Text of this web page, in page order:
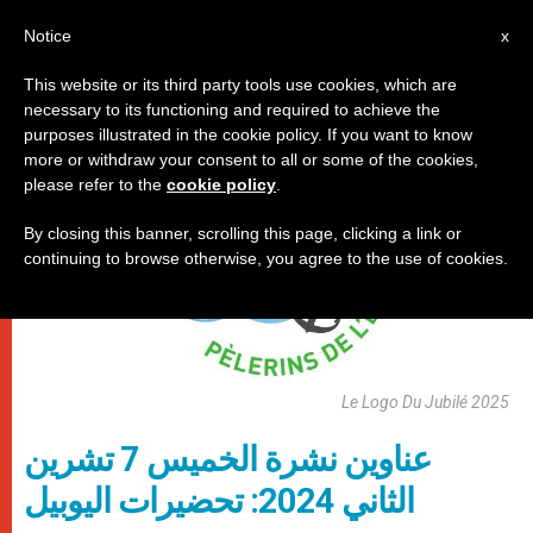
روما
Le Logo Du Jubilé 2025
عناوين نشرة الخميس 7 تشرين
الثاني 2024: تحضيرات اليوبيل
x
Notice
This website or its third party tools use cookies, which are
necessary to its functioning and required to achieve the
purposes illustrated in the cookie policy. If you want to know
more or withdraw your consent to all or some of the cookies,
please refer to the cookie policy
By closing this banner, scrolling this page, clicking a link or
continuing to browse otherwise, you agree to the use of cookies.